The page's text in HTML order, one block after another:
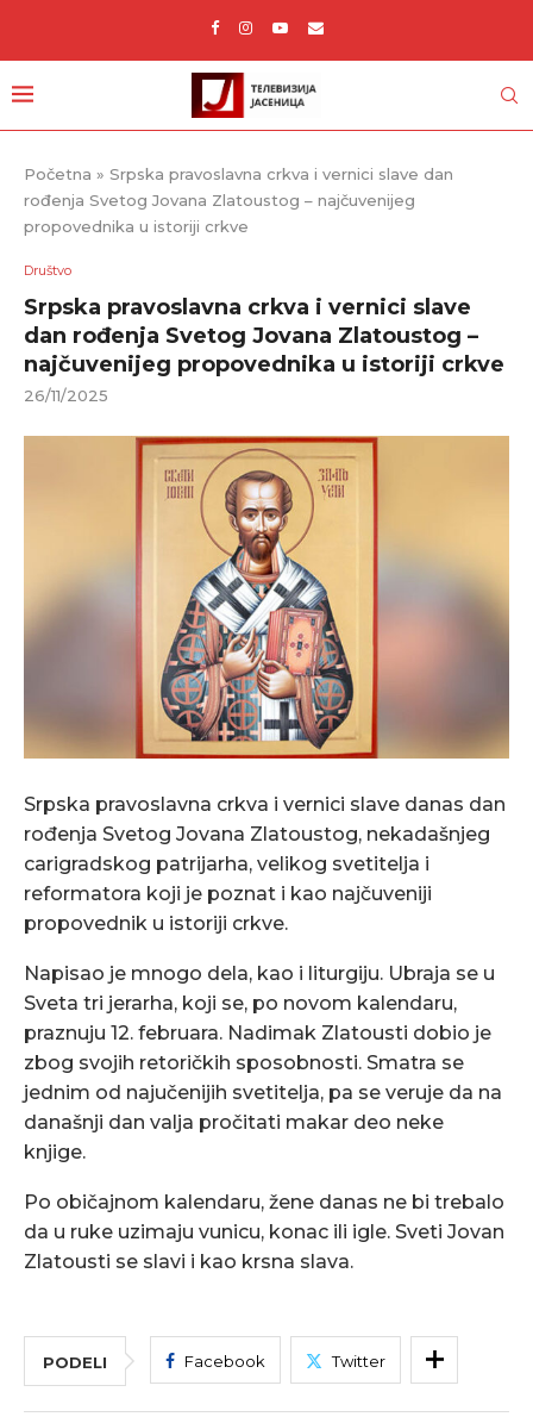
Početna » Srpska pravoslavna crkva i vernici slave dan
rođenja Svetog Jovana Zlatoustog – najčuvenijeg
propovednika u istoriji crkve
Društvo
Srpska pravoslavna crkva i vernici slave
dan rođenja Svetog Jovana Zlatoustog –
najčuvenijeg propovednika u istoriji crkve
26/11/2025
Srpska pravoslavna crkva i vernici slave danas dan
rođenja Svetog Jovana Zlatoustog, nekadašnjeg
carigradskog patrijarha, velikog svetitelja i
reformatora koji je poznat i kao najčuveniji
propovednik u istoriji crkve.
Napisao je mnogo dela, kao i liturgiju. Ubraja se u
Sveta tri jerarha, koji se, po novom kalendaru,
praznuju 12. februara. Nadimak Zlatousti dobio je
zbog svojih retoričkih sposobnosti. Smatra se
jednim od najučenijih svetitelja, pa se veruje da na
današnji dan valja pročitati makar deo neke
knjige.
Po običajnom kalendaru, žene danas ne bi trebalo
da u ruke uzimaju vunicu, konac ili igle. Sveti Jovan
Zlatousti se slavi i kao krsna slava.
PODELI Facebook Twitter